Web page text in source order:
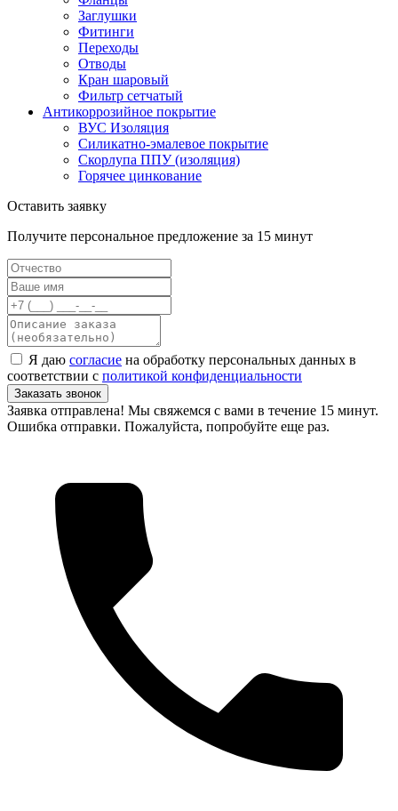
Заглушки
Фитинги
Переходы
Отводы
Кран шаровый
Фильтр сетчатый
Антикоррозийное покрытие
ВУС Изоляция
Силикатно-эмалевое покрытие
Скорлупа ППУ (изоляция)
Горячее цинкование
Оставить заявку
Получите персональное предложение за 15 минут
Я даю согласие на обработку персональных данных в
соответствии с политикой конфиденциальности
Заказать звонок
Заявка отправлена! Мы свяжемся с вами в течение 15 минут.
Ошибка отправки. Пожалуйста, попробуйте еще раз.